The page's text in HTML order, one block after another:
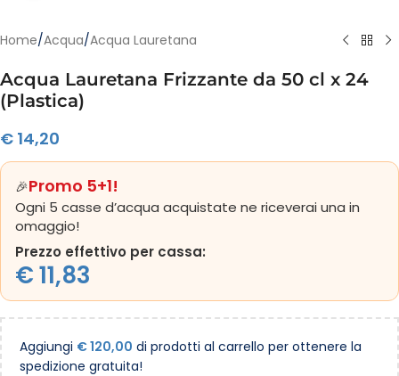
Home/Acqua/Acqua Lauretana
Acqua Lauretana Frizzante da 50 cl x 24
(Plastica)
€ 14,20
🎉Promo 5+1!
Ogni 5 casse d’acqua acquistate ne riceverai una in
omaggio!
Prezzo effettivo per cassa:
€11,83
Aggiungi €120,00 di prodotti al carrello per ottenere la
spedizione gratuita!